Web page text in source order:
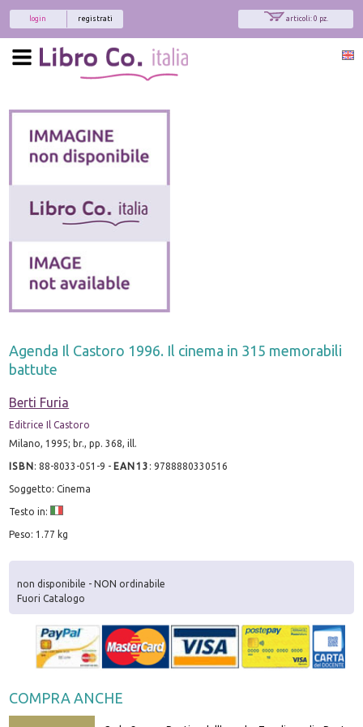
articoli: 0 pz.
registrati
login
Agenda Il Castoro 1996. Il cinema in 315 memorabili
battute
Berti Furia
Editrice Il Castoro
Milano, 1995; br., pp. 368, ill.
ISBN:88-8033-051-9 - EAN13 :9788880330516
Soggetto: Cinema
Testo in:
Peso: 1.77 kg
non disponibile - NON ordinabile
Fuori Catalogo
COMPRA ANCHE